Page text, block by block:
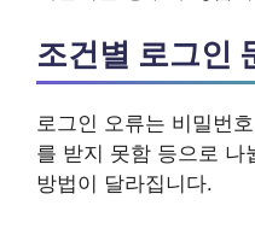
조건별 로그인
로그인 오류는 비밀번
를 받지 못함 등으로 나
방법이 달라집니다.